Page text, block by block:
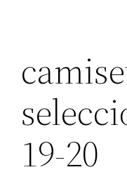
19-20